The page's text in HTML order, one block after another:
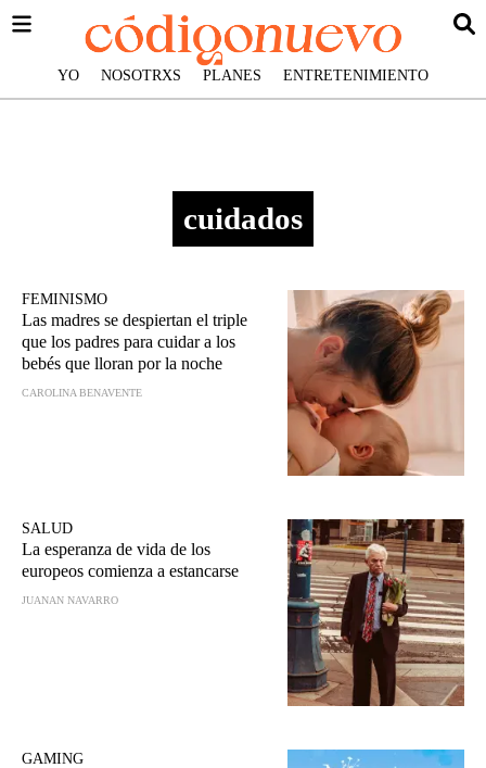
YO NOSOTRXS PLANES ENTRETENIMIENTO
cuidados
FEMINISMO
Las madres se despiertan el triple
que los padres para cuidar a los
bebés que lloran por la noche
CAROLINA BENAVENTE
SALUD
La esperanza de vida de los
europeos comienza a estancarse
JUANAN NAVARRO
GAMING